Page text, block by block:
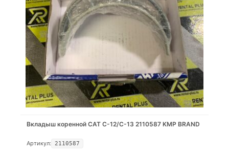
Вкладыш коренной CAT C-12/C-13 2110587 KMP BRAND
Артикул: 2110587